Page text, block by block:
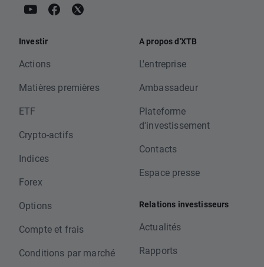
Investir
Actions
Matières premières
ETF
Crypto-actifs
Indices
Forex
Options
Compte et frais
Conditions par marché
A propos d'XTB
L'entreprise
Ambassadeur
Plateforme
d'investissement
Contacts
Espace presse
Relations investisseurs
Actualités
Rapports